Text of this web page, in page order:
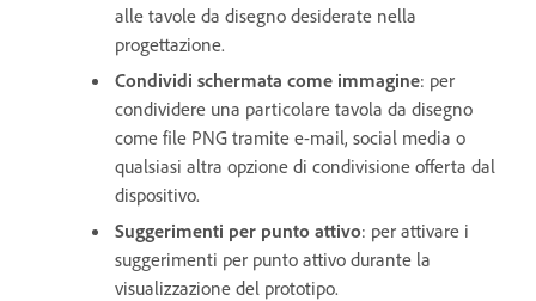
alle tavole da disegno desiderate nella
progettazione.
Condividi schermata come immagine: per
condividere una particolare tavola da disegno
come file PNG tramite e-mail, social media o
qualsiasi altra opzione di condivisione offerta dal
dispositivo.
Suggerimenti per punto attivo: per attivare i
suggerimenti per punto attivo durante la
visualizzazione del prototipo.